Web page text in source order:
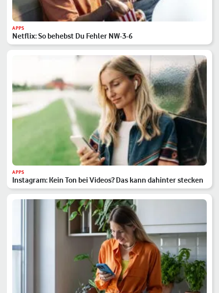
APPS
Netflix: So behebst Du Fehler NW-3-6
APPS
Instagram: Kein Ton bei Videos? Das kann dahinter stecken